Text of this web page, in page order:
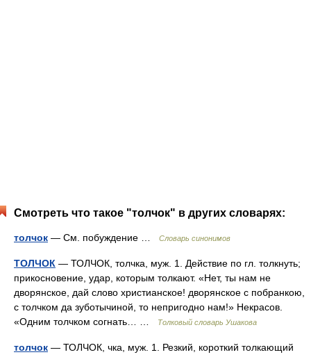
Смотреть что такое "толчок" в других словарях:
толчок — См. побуждение … Словарь синонимов
ТОЛЧОК — ТОЛЧОК, толчка, муж. 1. Действие по гл. толкнуть;
прикосновение, удар, которым толкают. «Нет, ты нам не
дворянское, дай слово христианское! дворянское с побранкою,
с толчком да зуботычиной, то непригодно нам!» Некрасов.
«Одним толчком согнать… …
Толковый словарь Ушакова
толчок — ТОЛЧОК, чка, муж. 1. Резкий, короткий толкающий